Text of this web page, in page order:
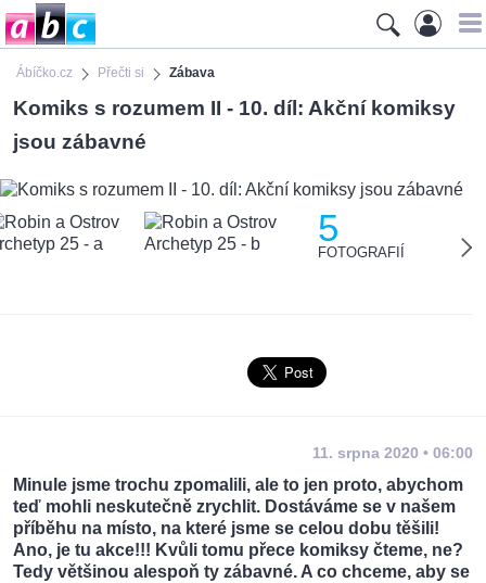
Ábíčko.cz Přečti si Zábava
Komiks s rozumem II - 10. díl: Akční komiksy
jsou zábavné
5
FOTOGRAFIÍ
11. srpna 2020 • 06:00
Minule jsme trochu zpomalili, ale to jen proto, abychom
teď mohli neskutečně zrychlit. Dostáváme se v našem
příběhu na místo, na které jsme se celou dobu těšili!
Ano, je tu akce!!! Kvůli tomu přece komiksy čteme, ne?
Tedy většinou alespoň ty zábavné. A co chceme, aby se